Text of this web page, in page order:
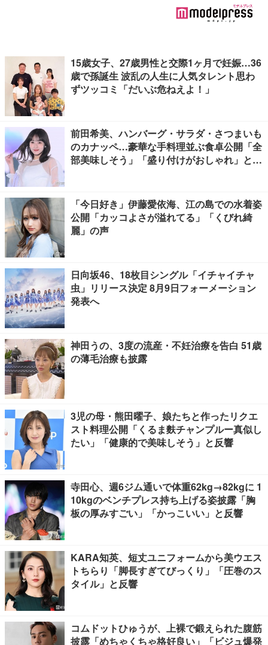
15歳女子、27歳男性と交際1ヶ月で妊娠…36
歳で孫誕生 波乱の人生に人気タレント思わ
ずツッコミ「だいぶ危ねえよ！」
前田希美、ハンバーグ・サラダ・さつまいも
のカナッペ…豪華な手料理並ぶ食卓公開「全
部美味しそう」「盛り付けがおしゃれ」と絶
「今日好き」伊藤愛依海、江の島での水着姿
公開「カッコよさが溢れてる」「くびれ綺
麗」の声
日向坂46、18枚目シングル「イチャイチャ
虫」リリース決定 8月9日フォーメーション
発表へ
神田うの、3度の流産・不妊治療を告白 51歳
の薄毛治療も披露
3児の母・熊田曜子、娘たちと作ったリクエ
スト料理公開「くるま麩チャンプルー真似し
たい」「健康的で美味しそう」と反響
寺田心、週6ジム通いで体重62kg→82kgに 1
10kgのベンチプレス持ち上げる姿披露「胸
板の厚みすごい」「かっこいい」と反響
KARA知英、短丈ユニフォームから美ウエス
トちらり「脚長すぎてびっくり」「圧巻のス
タイル」と反響
コムドットひゅうが、上裸で鍛えられた腹筋
披露「めちゃくちゃ格好良い」「ビジュ爆発